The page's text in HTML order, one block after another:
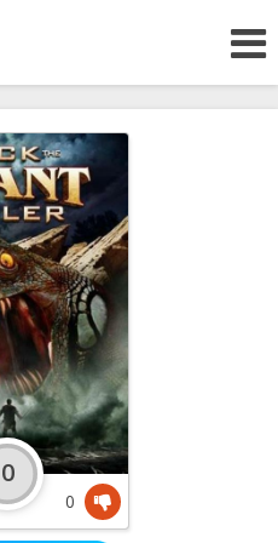
0
0